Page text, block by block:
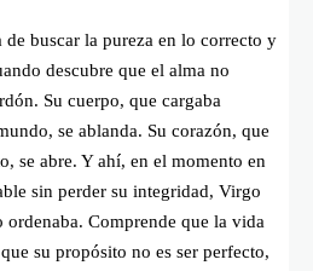
buscar la pureza en lo correcto y
descubre que el alma no
Su cuerpo, que cargaba
se ablanda. Su corazón, que
se abre. Y ahí, en el momento en
sin perder su integridad, Virgo
ordenaba. Comprende que la vida
su propósito no es ser perfecto,